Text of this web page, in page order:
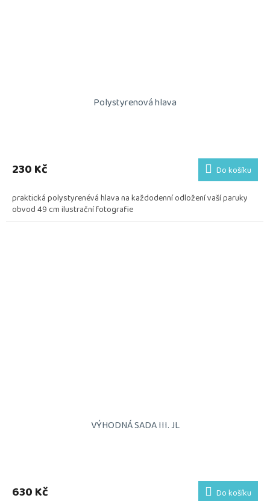
Polystyrenová hlava
230 Kč Do košíku
praktická polystyrenévá hlava na každodenní odložení vaší paruky
obvod 49 cm ilustrační fotografie
VÝHODNÁ SADA III. JL
produktu
630 Kč Do košíku